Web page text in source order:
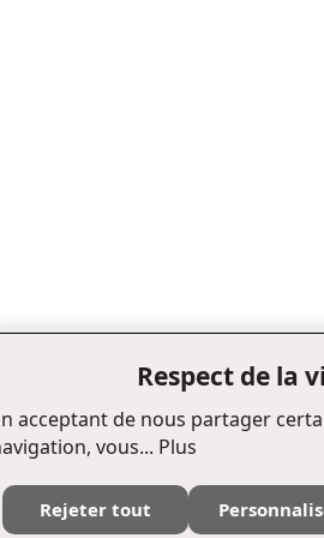
Respect de la
acceptant de nous partager
vous... Plus
Rejeter tout